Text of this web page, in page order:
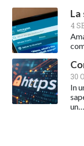
4
30
In
un…